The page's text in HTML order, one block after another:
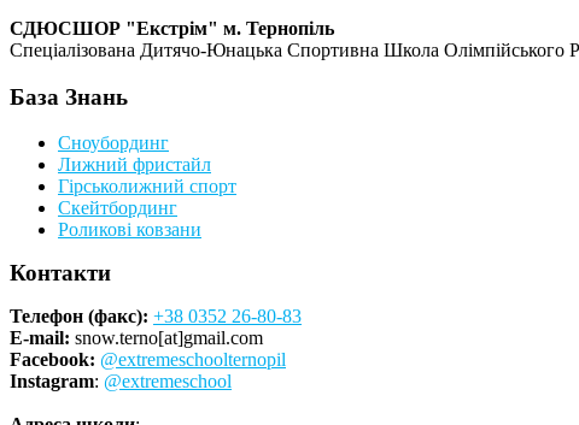
СДЮСШОР "Екстрім" м. Тернопіль
Спеціалізована Дитячо-Юнацька Спортивна Школа Олімпійського
База Знань
Сноубординг
Лижний фристайл
Гірськолижний спорт
Скейтбординг
Роликові ковзани
Контакти
Телефон (факс): +38 0352 26-80-83
E-mail: snow.terno[at]gmail.com
Facebook: @extremeschoolternopil
Instagram: @extremeschool